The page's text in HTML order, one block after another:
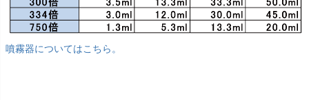
噴霧器についてはこちら。